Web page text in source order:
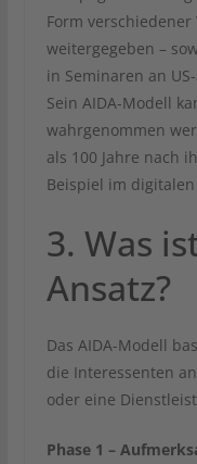
Form
weitergegeben –
in Seminaren an
Sein AIDA-Modell
wahrgenommen
als 100 Jahre nach
Beispiel im
3. Was
Ansatz?
Das AIDA-Modell
die Interessenten
oder eine
Phase 1 –